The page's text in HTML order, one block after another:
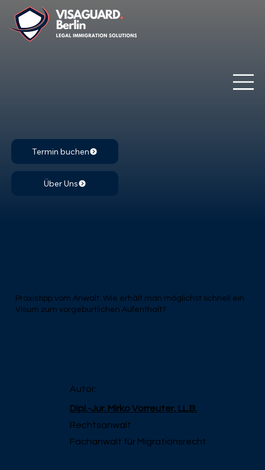
Termin buchen
Über Uns
Praxistipp vom Anwalt: Wie erhält man möglichst schnell ein
Visum zum vorgeburtlichen Aufenthalt?
Autor:
Dipl.-Jur. Mirko Vorreuter, LL.B.
Rechtsanwalt
Fachanwalt für Migrationsrecht